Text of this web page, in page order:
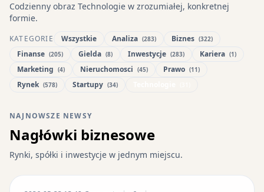
Codzienny obraz Technologie w zrozumiałej, konkretnej
formie.
KATEGORIE Wszystkie Analiza (283) Biznes (322)
Finanse (205) Gielda (8) Inwestycje (283) Kariera (1)
Marketing (4) Nieruchomosci (45) Prawo (11)
Rynek (578) Startupy (34)
NAJNOWSZE NEWSY
Nagłówki biznesowe
Rynki, spółki i inwestycje w jednym miejscu.